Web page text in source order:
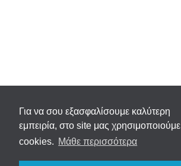
Για να σου εξασφαλίσουμε καλύτερη
εμπειρία, στο site μας χρησιμοποιούμε
cookies. Μάθε περισσότερα